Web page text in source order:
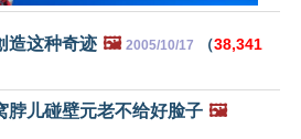
造这种奇迹 🖼️ 2005/10/17 （38,341
脖儿碰壁元老不给好脸子 🖼️